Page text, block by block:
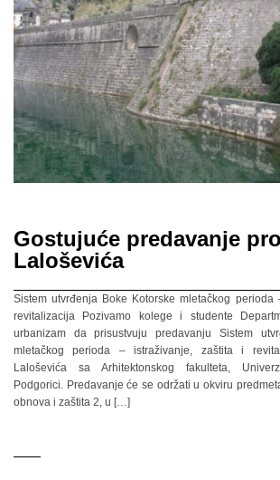
Gostujuće predavanje
Laloševića
Sistem utvrđenja Boke Kotorske mletačkog perioda
revitalizacija Pozivamo kolege i studente
urbanizam da prisustvuju predavanju Sistem
mletačkog perioda – istraživanje, zaštita i
Laloševića sa Arhitektonskog fakulteta,
Podgorici. Predavanje će se održati u okviru
obnova i zaštita 2, u […]